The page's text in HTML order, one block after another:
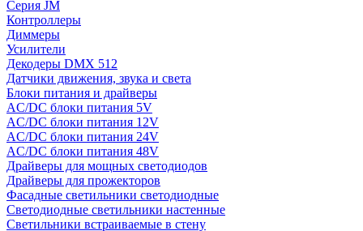
Серия JM
Контроллеры
Диммеры
Усилители
Декодеры DMX 512
Датчики движения, звука и света
Блоки питания и драйверы
AC/DC блоки питания 5V
AC/DC блоки питания 12V
AC/DC блоки питания 24V
AC/DC блоки питания 48V
Драйверы для мощных светодиодов
Драйверы для прожекторов
Фасадные светильники светодиодные
Светодиодные светильники настенные
Светильники встраиваемые в стену